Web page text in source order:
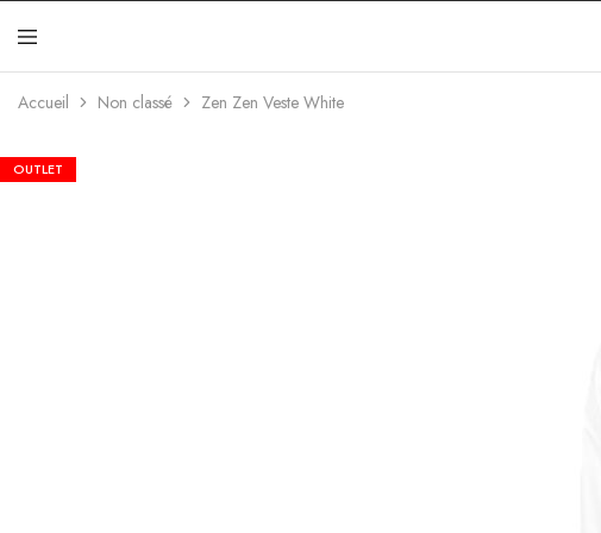
Algérie
Accueil Non classé Zen Zen Veste White
OUTLET